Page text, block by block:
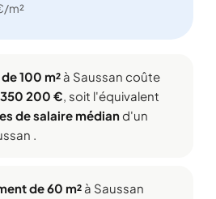
m²
100 m² à Saussan coûte
350 200 €, soit l'équivalent
de salaire médiand'un
.
de 60 m² à Saussan